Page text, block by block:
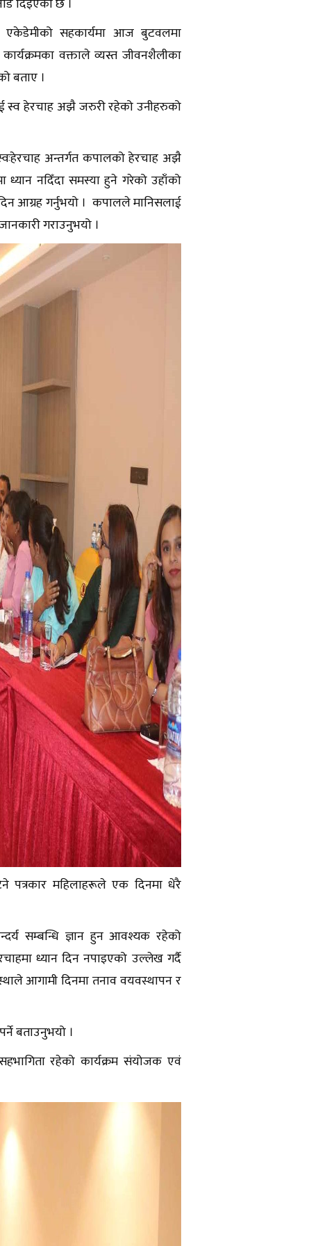
दिइएको छ ।
एकेडेमीको सहकार्यमा आज बुटवलमा
वक्ताले व्यस्त जीवनशैलीका
बताए ।
स्व हेरचाह अझै जरुरी रहेको उनीहरुको
अन्तर्गत कपालको हेरचाह अझै
नदिँदा समस्या हुने गरेको उहाँको
आग्रह गर्नुभयो । कपालले मानिसलाई
गराउनुभयो ।
पत्रकार महिलाहरूले एक दिनमा धेरै
सम्बन्धि ज्ञान हुन आवश्यक रहेको
ध्यान दिन नपाइएको उल्लेख गर्दै
आगामी दिनमा तनाव वयवस्थापन र
बताउनुभयो ।
सहभागिता रहेको कार्यक्रम संयोजक एवं